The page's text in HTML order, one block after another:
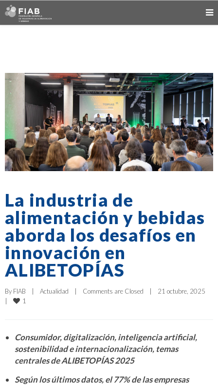
La industria de
alimentación y bebidas
aborda los desafíos en
innovación en
ALIBETOPÍAS
By FIAB | Actualidad | Comments are Closed |
|
1
Consumidor, digitalización, inteligencia artificial,
sostenibilidad e internacionalización, temas
centrales de ALIBETOPÍAS 2025
Según los últimos datos, el 77% de las empresas